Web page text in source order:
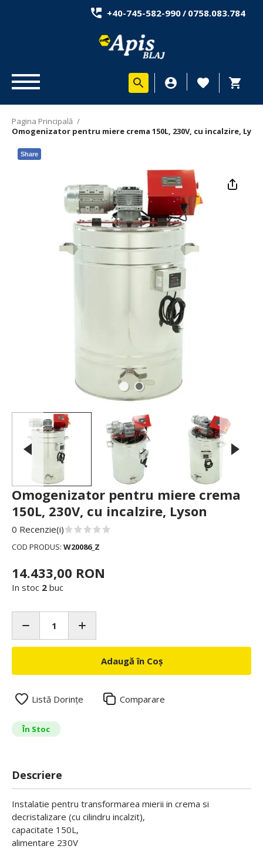
+40-745-582-990/ 0758.083.784
Pagina Principală /
Omogenizator pentru miere crema 150L, 230V, cu incalzire,
Share
Omogenizator pentru miere crema
150L, 230V, cu incalzire, Lyson
0 Recenzie(i)
COD PRODUS: W20086_Z
14.433,00 RON
In stoc 2 buc
Adaugă în Coș
Listă Dorințe Comparare
În Stoc
Descriere
Instalatie pentru transformarea mierii in crema si
decristalizare (cu cilindru incalzit),
capacitate 150L,
alimentare 230V